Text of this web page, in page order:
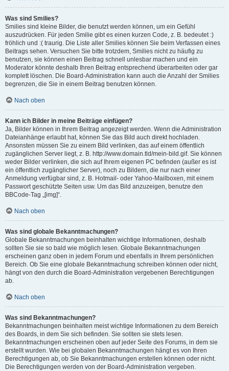
Was sind Smilies?
Smilies sind kleine Bilder, die benutzt werden können, um ein Gefühl
auszudrücken. Für jeden Smilie gibt es einen kurzen Code, z. B. bedeutet :)
fröhlich und :( traurig. Die Liste aller Smilies können Sie beim Verfassen eines
Beitrags sehen. Versuchen Sie bitte trotzdem, Smilies nicht zu häufig zu
benutzen, sie können einen Beitrag schnell unlesbar machen und ein
Moderator könnte deshalb Ihren Beitrag entsprechend überarbeiten oder gar
komplett löschen. Die Board-Administration kann auch die Anzahl der Smilies
begrenzen, die Sie in einem Beitrag benutzen können.
Nach oben
Kann ich Bilder in meine Beiträge einfügen?
Ja, Bilder können in Ihrem Beitrag angezeigt werden. Wenn die Administration
Dateianhänge erlaubt hat, können Sie das Bild auch direkt hochladen.
Ansonsten müssen Sie zu einem Bild verlinken, das auf einem öffentlich
zugänglichen Server liegt, z. B. http://www.domain.tld/mein-bild.gif. Sie können
weder Bilder verlinken, die sich auf Ihrem eigenen PC befinden (außer es ist
ein öffentlich zugänglicher Server), noch zu Bildern, die nur nach einer
Anmeldung verfügbar sind, z. B. Hotmail- oder Yahoo-Mailboxen, mit einem
Passwort geschützte Seiten usw. Um das Bild anzuzeigen, benutze den
BBCode-Tag „[img]“.
Nach oben
Was sind globale Bekanntmachungen?
Globale Bekanntmachungen beinhalten wichtige Informationen, deshalb
sollten Sie sie so bald wie möglich lesen. Globale Bekanntmachungen
erscheinen ganz oben in jedem Forum und ebenfalls in Ihrem persönlichen
Bereich. Ob Sie eine globale Bekanntmachung schreiben können oder nicht,
hängt von den durch die Board-Administration vergebenen Berechtigungen
ab.
Nach oben
Was sind Bekanntmachungen?
Bekanntmachungen beinhalten meist wichtige Informationen zu dem Bereich
des Boards, in dem Sie sich befinden. Sie sollten sie stets lesen.
Bekanntmachungen erscheinen oben auf jeder Seite des Forums, in dem sie
erstellt wurden. Wie bei globalen Bekanntmachungen hängt es von Ihren
Berechtigungen ab, ob Sie Bekanntmachungen erstellen können oder nicht.
Die Berechtigungen werden von der Board-Administration vergeben.